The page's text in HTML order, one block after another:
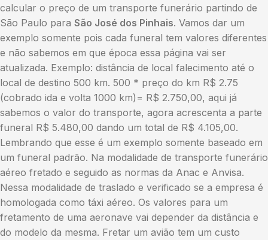
calcular o preço de um transporte funerário partindo de
São Paulo para São José dos Pinhais. Vamos dar um
exemplo somente pois cada funeral tem valores diferentes
e não sabemos em que época essa página vai ser
atualizada. Exemplo: distância de local falecimento até o
local de destino 500 km. 500 * preço do km R$ 2.75
(cobrado ida e volta 1000 km)= R$ 2.750,00, aqui já
sabemos o valor do transporte, agora acrescenta a parte
funeral R$ 5.480,00 dando um total de R$ 4.105,00.
Lembrando que esse é um exemplo somente baseado em
um funeral padrão. Na modalidade de transporte funerário
aéreo fretado e seguido as normas da Anac e Anvisa.
Nessa modalidade de traslado e verificado se a empresa é
homologada como táxi aéreo. Os valores para um
fretamento de uma aeronave vai depender da distância e
do modelo da mesma. Fretar um avião tem um custo